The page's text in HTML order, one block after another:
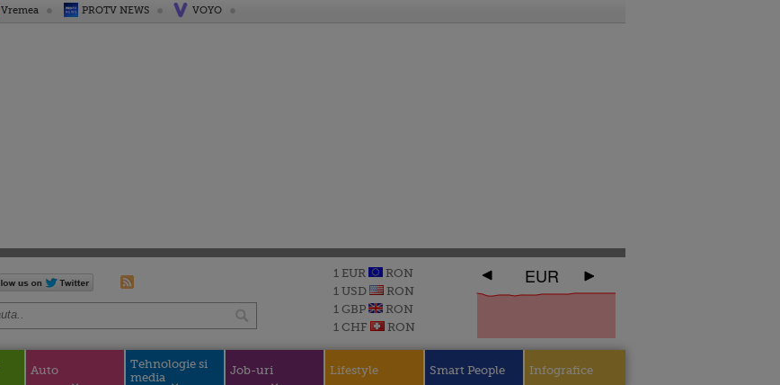
Vremea PROTV NEWS VOYO
1 EUR
RON
1 USD
RON
1 GBP
RON
1 CHF
RON
EUR
Auto
Tehnologie si
media
Job-uri Lifestyle Smart People Infografice